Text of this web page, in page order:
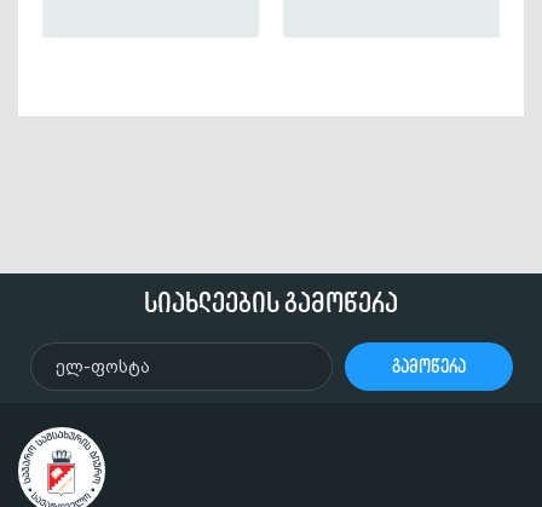
სიახლეების გამოწერა
გამოწერა